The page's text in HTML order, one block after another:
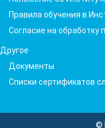
Правила обучения в
Согласие на обработку
Другое
Документы
Списки сертификатов
©